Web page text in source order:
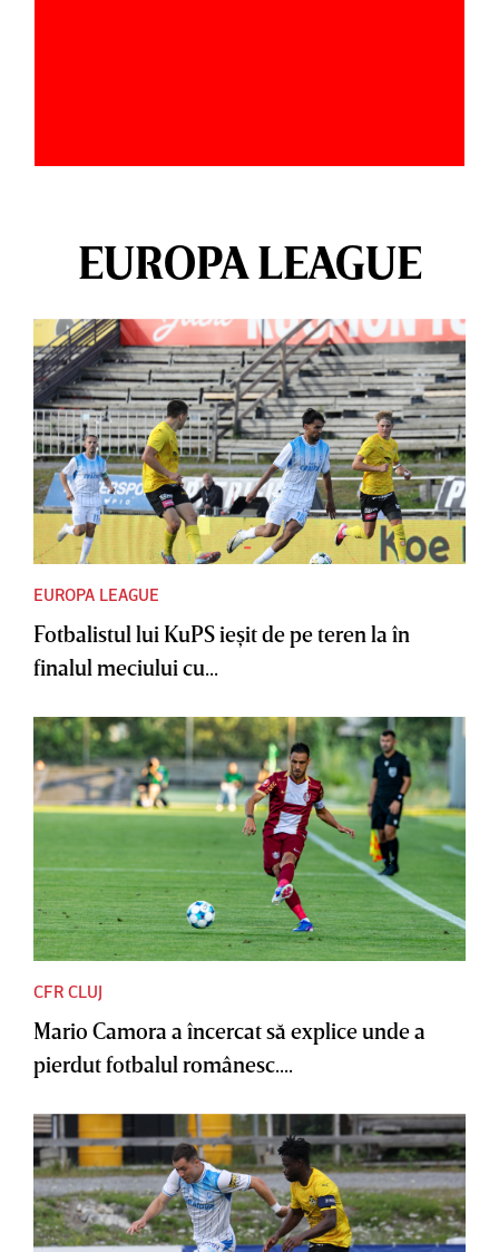
EUROPA LEAGUE
EUROPA LEAGUE
Fotbalistul lui KuPS ieşit de pe teren la în
finalul meciului cu...
CFR CLUJ
Mario Camora a încercat să explice unde a
pierdut fotbalul românesc....